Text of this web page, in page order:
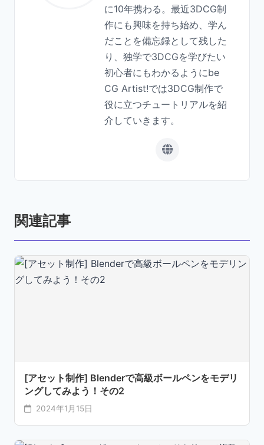
に10年携わる。最近3DCG制
作にも興味を持ち始め、学ん
だことを備忘録として残した
り、独学で3DCGを学びたい
初心者にもわかるようにbe
CG Artist!では3DCG制作で
役に立つチュートリアルを紹
介していきます。
関連記事
[アセット制作] Blenderで高級ボールペンをモデリ
ングしてみよう！その2
2024年1月15日